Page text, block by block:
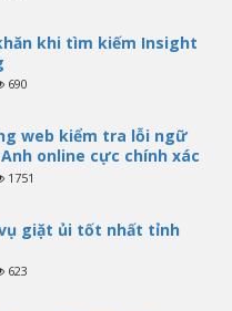
khi tìm kiếm Insight
690
web kiểm tra lỗi ngữ
online cực chính xác
1751
giặt ủi tốt nhất tỉnh
623